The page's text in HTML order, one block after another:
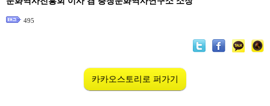
495
카카오스토리로 퍼가기